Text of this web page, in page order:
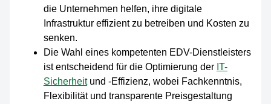
die Unternehmen helfen, ihre digitale
Infrastruktur effizient zu betreiben und Kosten zu
senken.
Die Wahl eines kompetenten EDV-Dienstleisters
ist entscheidend für die Optimierung der IT-
Sicherheitund -Effizienz, wobei Fachkenntnis,
Flexibilität und transparente Preisgestaltung